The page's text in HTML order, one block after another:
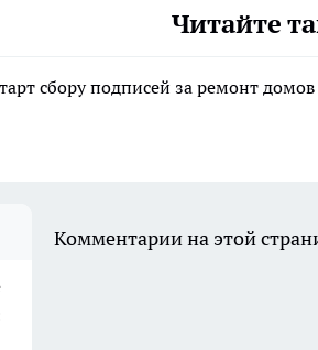
Читайте
сбору подписей за ремонт
Комментарии на этой